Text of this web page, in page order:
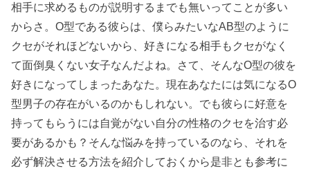
相手に求めるものが説明するまでも無いってことが多い
からさ。O型である彼らは、僕らみたいなAB型のように
クセがそれほどないから、好きになる相手もクセがなく
て面倒臭くない女子なんだよね。さて、そんなO型の彼を
好きになってしまったあなた。現在あなたには気になるO
型男子の存在がいるのかもしれない。でも彼らに好意を
持ってもらうには自覚がない自分の性格のクセを治す必
要があるかも？そんな悩みを持っているのなら、それを
必ず解決させる方法を紹介しておくから是非とも参考に